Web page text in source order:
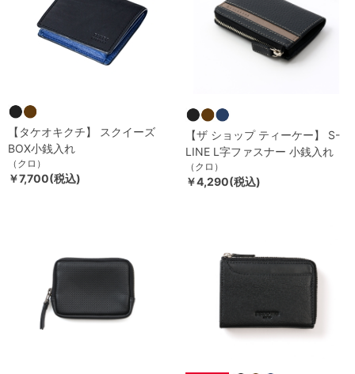
【タケオキクチ】 スクイーズ
BOX小銭入れ
（クロ）
￥7,700(税込)
【ザ ショップ ティーケー】 S-
LINE L字ファスナー 小銭入れ
（クロ）
￥4,290(税込)